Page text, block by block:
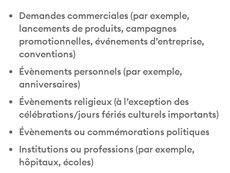
Demandes commerciales (par exemple,
lancements de produits, campagnes
promotionnelles, événements d’entreprise,
conventions)
Évènements personnels (par exemple,
anniversaires)
Évènements religieux (à l’exception des
célébrations/jours fériés culturels importants)
Évènements ou commémorations politiques
Institutions ou professions (par exemple,
hôpitaux, écoles)